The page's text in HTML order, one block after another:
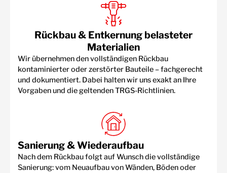
Rückbau & Entkernung belasteter
Materialien
Wir übernehmen den vollständigen Rückbau
kontaminierter oder zerstörter Bauteile – fachgerecht
und dokumentiert. Dabei halten wir uns exakt an Ihre
Vorgaben und die geltenden TRGS-Richtlinien.
Sanierung & Wiederaufbau
Nach dem Rückbau folgt auf Wunsch die vollständige
Sanierung: vom Neuaufbau von Wänden, Böden oder